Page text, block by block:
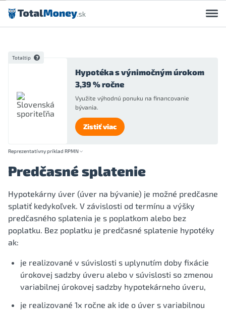
Preskočiť na obsah
Totaltip
Hypotéka s výnimočným úrokom
3,39 % ročne
Využite výhodnú ponuku na financovanie
bývania.
Zistiť viac
Reprezentatívny príklad RPMN
Predčasné splatenie
Hypotekárny úver (úver na bývanie) je možné predčasne
splatiť kedykoľvek. V závislosti od termínu a výšky
predčasného splatenia je s poplatkom alebo bez
poplatku. Bez poplatku je predčasné splatenie hypotéky
ak:
je realizované v súvislosti s uplynutím doby fixácie
úrokovej sadzby úveru alebo v súvislosti so zmenou
variabilnej úrokovej sadzby hypotekárneho úveru,
je realizované 1x ročne ak ide o úver s variabilnou